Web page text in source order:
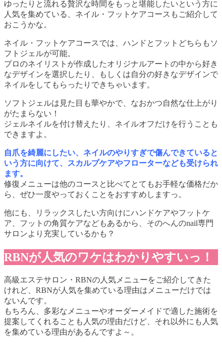
ゆったりと流れる贅沢な時間をもっと堪能したいという方に
人気を集めている、ネイル・フットケアコースもご紹介して
おこうかな。
ネイル・フットケアコースでは、ハンドとフットどちらもソ
フトジェルが可能。
プロのネイリストが作成したオリジナルアートの中から好き
なデザインを選択したり、もしくは自分の好きなデザインで
ネイルをしてもらったりできちゃいます。
ソフトジェルは見た目も華やかで、なおかつ自然な仕上がり
がたまらない！
ジェルネイルを付け替えたり、ネイルオフだけを行うことも
できますよ。
自爪を綺麗にしたい、ネイルのやりすぎで傷んできていると
いう方に向けて、スカルプケアやフローターなども受けられ
ます。
修復メニューは他のコースと比べてとてもお手軽な価格だか
ら、ぜひ一度やっておくことをおすすめしますっ。
他にも、リラックスしたい方向けにハンドケアやフットケ
ア、フットの角質ケアなどもあるから、そのへんのnail専門
サロンより充実しているかも？
RBNが人気のワケはわかりやすいっ！
高級エステサロン・RBNの人気メニューをご紹介してきた
けれど、RBNが人気を集めている理由はメニューだけでは
ないんです。
もちろん、多彩なメニューやオーダーメイドで適した施術を
提案してくれることも人気の理由だけど、それ以外にも人気
を集めている理由があるんですよ～。